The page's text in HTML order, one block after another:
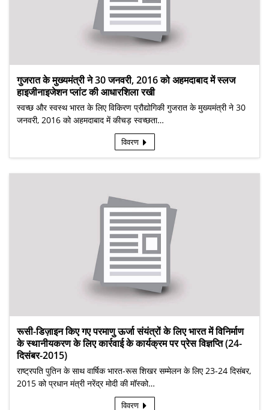
गुजरात के मुख्यमंत्री ने 30 जनवरी, 2016 को अहमदाबाद में स्लज
हाइजीनाइजेशन प्लांट की आधारशिला रखी
स्वच्छ और स्वस्थ भारत के लिए विकिरण प्रौद्योगिकी गुजरात के मुख्यमंत्री ने 30
जनवरी, 2016 को अहमदाबाद में कीचड़ स्वच्छता…
विवरण
रूसी-डिज़ाइन किए गए परमाणु ऊर्जा संयंत्रों के लिए भारत में विनिर्माण
के स्थानीयकरण के लिए कार्रवाई के कार्यक्रम पर प्रेस विज्ञप्ति (24-
दिसंबर-2015)
राष्ट्रपति पुतिन के साथ वार्षिक भारत-रूस शिखर सम्मेलन के लिए 23-24 दिसंबर,
2015 को प्रधान मंत्री नरेंद्र मोदी की मॉस्को…
विवरण